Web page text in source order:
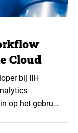
Cloud
bij IIH
op het gebruik